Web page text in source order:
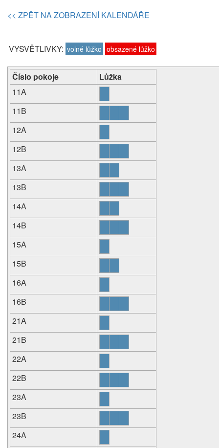
<< ZPĚT NA ZOBRAZENÍ KALENDÁŘE
VYSVĚTLIVKY: volné lůžko obsazené lůžko
Číslo pokoje
Lůžka
11A
11B
12A
12B
13A
13B
14A
14B
15A
15B
16A
16B
21A
21B
22A
22B
23A
23B
24A